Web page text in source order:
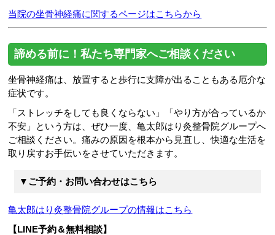
当院の坐骨神経痛に関するページはこちらから
諦める前に！私たち専門家へご相談ください
坐骨神経痛は、放置すると歩行に支障が出ることもある厄介な
症状です。
「ストレッチをしても良くならない」「やり方が合っているか
不安」という方は、ぜひ一度、亀太郎はり灸整骨院グループへ
ご相談ください。痛みの原因を根本から見直し、快適な生活を
取り戻すお手伝いをさせていただきます。
▼ご予約・お問い合わせはこちら
亀太郎はり灸整骨院グループの情報はこちら
【LINE予約＆無料相談】